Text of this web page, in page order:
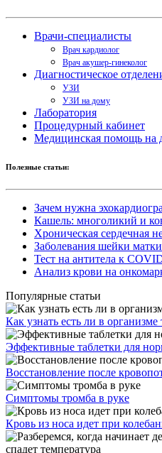
Врачи-специалисты
Врач кардиолог
Врач акушер-гинеколог
Диагностическое
УЗИ
УЗИ на дому
Лаборатория
Процедурный кабинет
Медицинская помощь на
Полезные статьи:
Зачем нужна
Кашель: многоликий и
Хроническая сердечная
Заболевания шейки матки
Тест на антитела к
Анализ крови на
Популярные статьи
Как узнать есть ли в
Эффективные таблетки для
Восстановление после
Симптомы тромба в руке
Кровь из носа идет при